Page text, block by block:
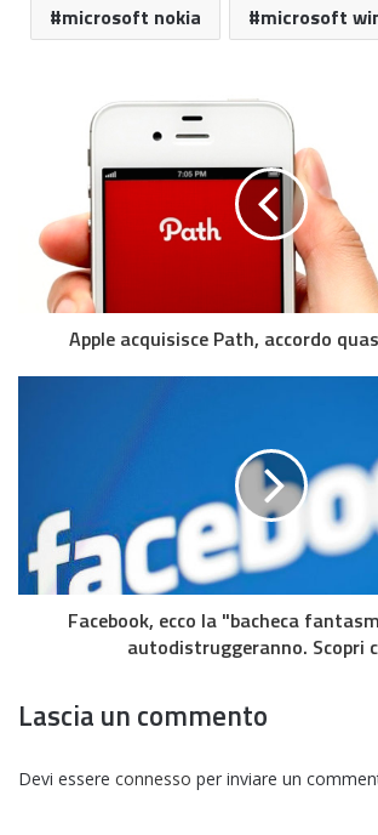
microsoft nokia
microsoft
Apple acquisisce Path, accordo
Facebook, ecco la "bacheca
autodistruggeranno. Scopri
Lascia un commento
Devi essere connesso per inviare un